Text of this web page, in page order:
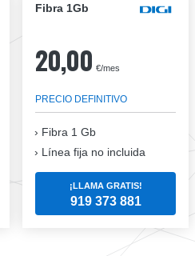
Fibra 1Gb
20,00 €/mes
PRECIO DEFINITIVO
Fibra 1 Gb
Línea fija no incluida
¡LLAMA GRATIS!
919 373 881